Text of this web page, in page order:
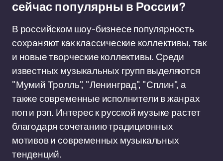
сейчас популярны в России?
В российском шоу-бизнесе популярность
сохраняют как классические коллективы, так
и новые творческие коллективы. Среди
известных музыкальных групп выделяются
"Мумий Тролль", "Ленинград", "Сплин", а
также современные исполнители в жанрах
поп и рэп. Интерес к русской музыке растет
благодаря сочетанию традиционных
мотивов и современных музыкальных
тенденций.